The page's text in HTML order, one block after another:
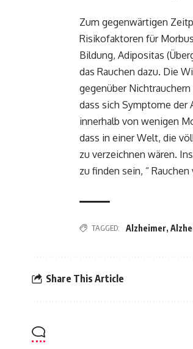
Zum gegenwärtigen
Risikofaktoren für
Bildung, Adipositas
das Rauchen dazu. Die
gegenüber
dass sich Symptome der
innerhalb von wenigen
dass in einer Welt, die
zu verzeichnen wären.
zu finden sein, “
TAGGED: Alzheimer,
Share This Article